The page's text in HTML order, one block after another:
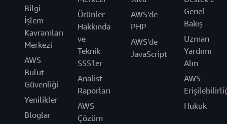
Bilgi
İşlem
Kavramları
Merkezi
AWS
Bulut
Güvenliği
Yenilikler
Bloglar
Ürünler
Hakkında
ve
Teknik
SSS'ler
Analist
Raporları
AWS
Çözüm
AWS'de
PHP
AWS'de
JavaScript
Genel
Bakış
Uzman
Yardımı
Alın
AWS
Hukuk